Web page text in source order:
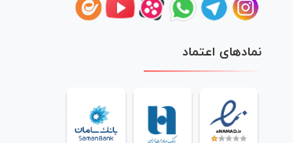
نمادهای اعتماد